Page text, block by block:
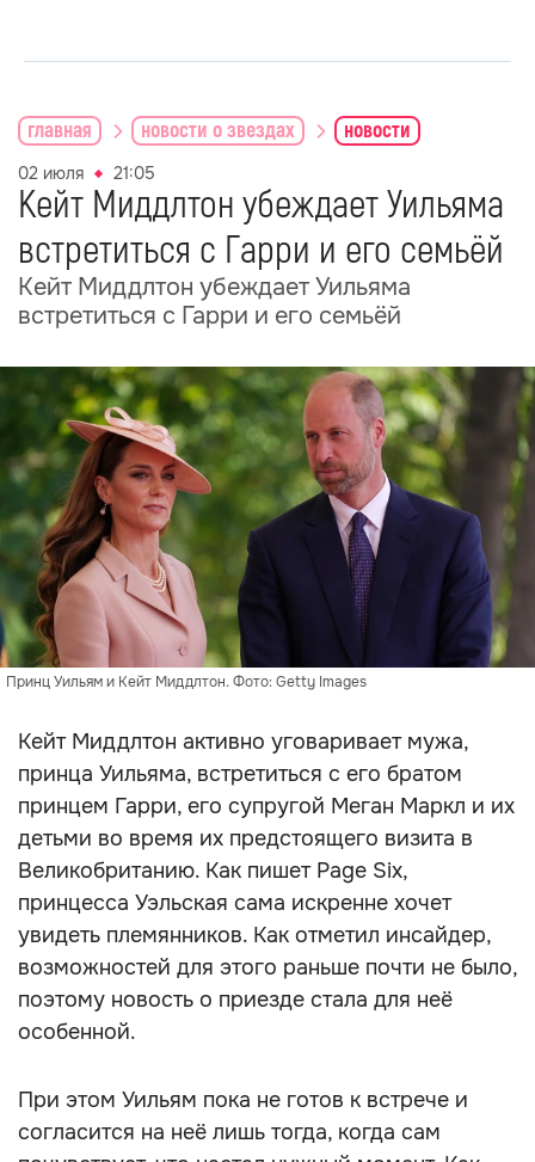
главная новости о звездах новости
02 июля 21:05
Кейт Миддлтон убеждает Уильяма
встретиться с Гарри и его семьёй
Кейт Миддлтон убеждает Уильяма
встретиться с Гарри и его семьёй
Принц Уильям и Кейт Миддлтон. Фото: Getty Images
Кейт Миддлтон активно уговаривает мужа,
принца Уильяма, встретиться с его братом
принцем Гарри, его супругой Меган Маркл и их
детьми во время их предстоящего визита в
Великобританию. Как пишет Page Six,
принцесса Уэльская сама искренне хочет
увидеть племянников. Как отметил инсайдер,
возможностей для этого раньше почти не было,
поэтому новость о приезде стала для неё
особенной.
При этом Уильям пока не готов к встрече и
согласится на неё лишь тогда, когда сам